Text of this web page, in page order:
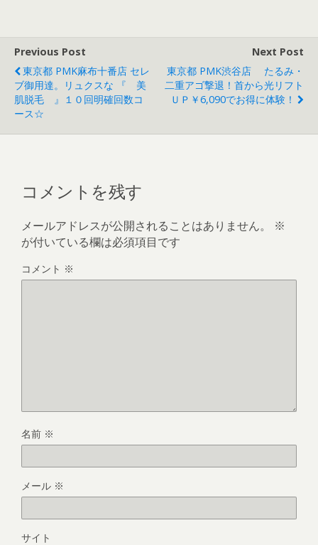
Previous Post
東京都 PMK麻布十番店 セレ
ブ御用達。リュクスな 『 美
肌脱毛 』１０回明確回数コ
ース☆
Next Post
東京都 PMK渋谷店 たるみ・
二重アゴ撃退！首から光リフト
ＵＰ￥6,090でお得に体験！
コメントを残す
メールアドレスが公開されることはありません。
※
が付いている欄は必須項目です
コメント ※
名前 ※
メール ※
サイト